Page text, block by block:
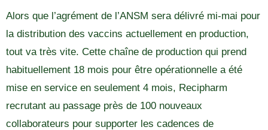
Alors que l’agrément de l’ANSM sera délivré mi-mai pour
la distribution des vaccins actuellement en production,
tout va très vite. Cette chaîne de production qui prend
habituellement 18 mois pour être opérationnelle a été
mise en service en seulement 4 mois, Recipharm
recrutant au passage près de 100 nouveaux
collaborateurs pour supporter les cadences de